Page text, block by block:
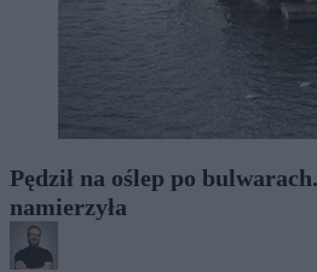
Pędził na oślep po
namierzyła